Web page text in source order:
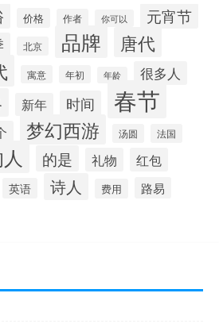
价格 作者 你可以 元宵节
北京 品牌 唐代
寓意 年初 年龄 很多人
新年 时间 春节
梦幻西游 汤圆 法国
的是 礼物 红包
英语 诗人 费用 路易